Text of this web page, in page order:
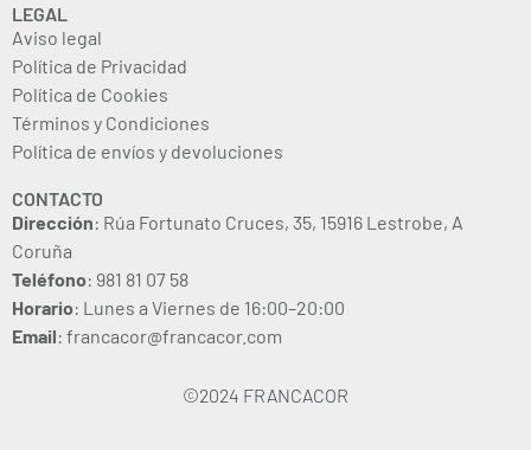
LEGAL
Aviso legal
Política de Privacidad
Política de Cookies
Términos y Condiciones
Política de envíos y devoluciones
CONTACTO
Dirección: Rúa Fortunato Cruces, 35, 15916 Lestrobe, A
Coruña
Teléfono: 981 81 07 58
Horario: Lunes a Viernes de 16:00–20:00
Email: francacor@francacor.com
©2024 FRANCACOR